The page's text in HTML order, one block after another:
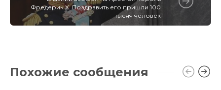
Фредерик X. Поздравить его пришли 100
тысяч человек
Похожие сообщения